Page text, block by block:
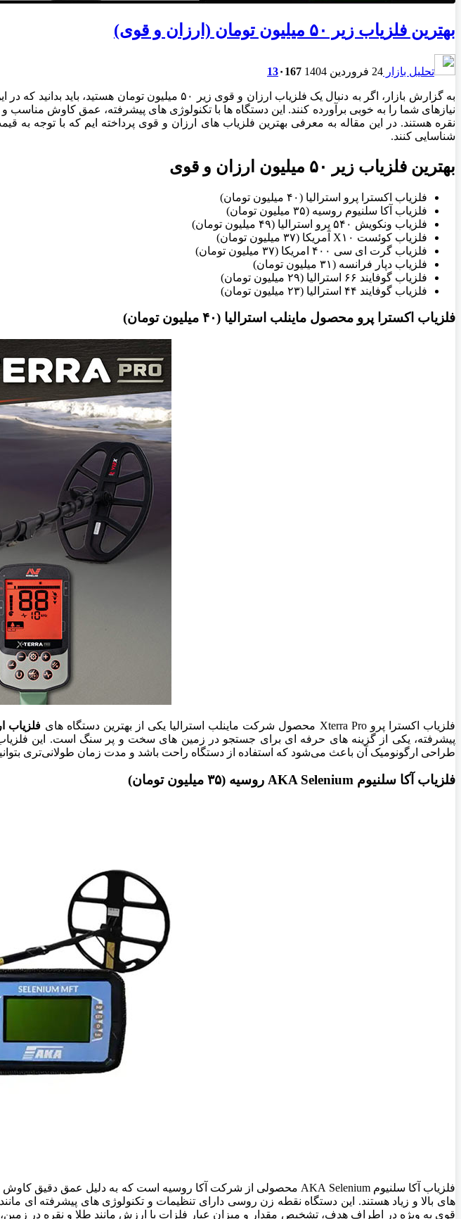
بهترین فلزیاب زیر ۵۰ میلیون تومان (ارزان و قوی)
تحلیل بازار 24 فروردین 1404 13۰ 167
به گزارش بازار، اگر به دنبال یک فلزیاب ارزان و قوی
نیازهای شما را به خوبی برآورده کنند. این دستگاه ها با تکنولوژی های پیشرفته، عمق کاوش
نقره هستند. در این مقاله به معرفی بهترین فلزیاب های ارزان و قوی پرداخته ایم که با توجه
شناسایی کنند.
بهترین فلزیاب زیر ۵۰ میلیون ارزان و قوی
فلزیاب اکسترا پرو استرالیا (۴۰ میلیون تومان)
فلزیاب آکا سلنیوم روسیه (۳۵ میلیون تومان)
فلزیاب ونکویش ۵۴۰ پرو استرالیا (۴۹ میلیون تومان)
فلزیاب کوئست X۱۰ آمریکا (۳۷ میلیون تومان)
فلزیاب گرت ای سی ۴۰۰ امریکا (۳۷ میلیون تومان)
فلزیاب دپار فرانسه (۳۱ میلیون تومان)
فلزیاب گوفایند ۶۶ استرالیا (۲۹ میلیون تومان)
فلزیاب گوفایند ۴۴ استرالیا (۲۳ میلیون تومان)
فلزیاب اکسترا پرو محصول ماینلب استرالیا (۴۰ میلیون تومان)
فلزیاب اکسترا پرو Xterra Pro محصول شرکت ماینلب استرالیا یکی از بهترین دستگاه های فلزیاب
پیشرفته، یکی از گزینه های حرفه ای برای جستجو در زمین های سخت و پر سنگ است. این فلزیاب
طراحی ارگونومیک آن باعث می‌شود که استفاده از دستگاه راحت باشد و مدت زمان طولانی‌تری
فلزیاب آکا سلنیوم AKA Selenium روسیه (۳۵ میلیون تومان)
فلزیاب آکا سلنیوم AKA Selenium محصولی از شرکت آکا روسیه است که به دلیل عمق دقیق کاوش
های بالا و زیاد هستند. این دستگاه نقطه زن روسی دارای تنظیمات و تکنولوژی های پیشرفته
قوی به ویژه در اطراف هدف، تشخیص مقدار و میزان عیار فلزات با ارزش مانند طلا و نقره